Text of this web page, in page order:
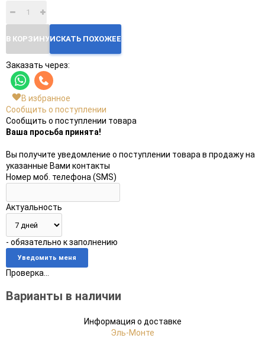
В КОРЗИНУИСКАТЬ ПОХОЖЕЕ
Заказать через:
В избранное
Сообщить о поступлении
Сообщить о поступлении товара
Ваша просьба принята!
Вы получите уведомление о поступлении товара в продажу на
указанные Вами контакты
Номер моб. телефона (SMS)
Актуальность
- обязательно к заполнению
Проверка...
Варианты в наличии
Информация о доставке
Эль-Монте